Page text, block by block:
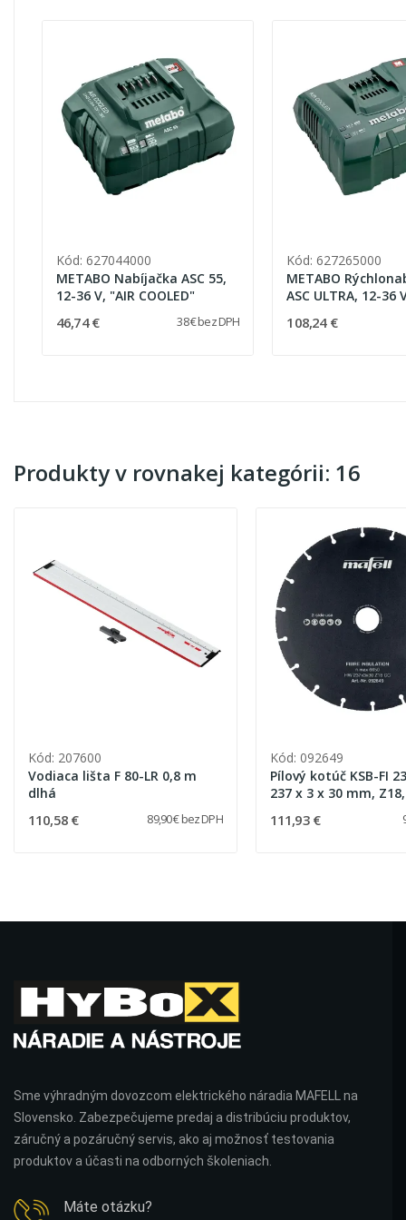
Kód: 627044000
METABO Nabíjačka ASC 55,
12-36 V, "AIR COOLED"
46,74 € 38 € bez DPH
Kód: 627265000
METABO
ASC ULTRA, 12-36
108,24 €
Produkty v rovnakej kategórii: 16
Kód: 207600
Vodiaca lišta F 80-LR 0,8 m
dlhá
110,58 € 89,90 € bez DPH
Kód: 092649
Pílový kotúč KSB-FI
237 x 3 x 30 mm,
111,93 €
Sme výhradným dovozcom elektrického náradia MAFELL na
Slovensko. Zabezpečujeme predaj a distribúciu produktov,
záručný a pozáručný servis, ako aj možnosť testovania
produktov a účasti na odborných školeniach.
Máte otázku?